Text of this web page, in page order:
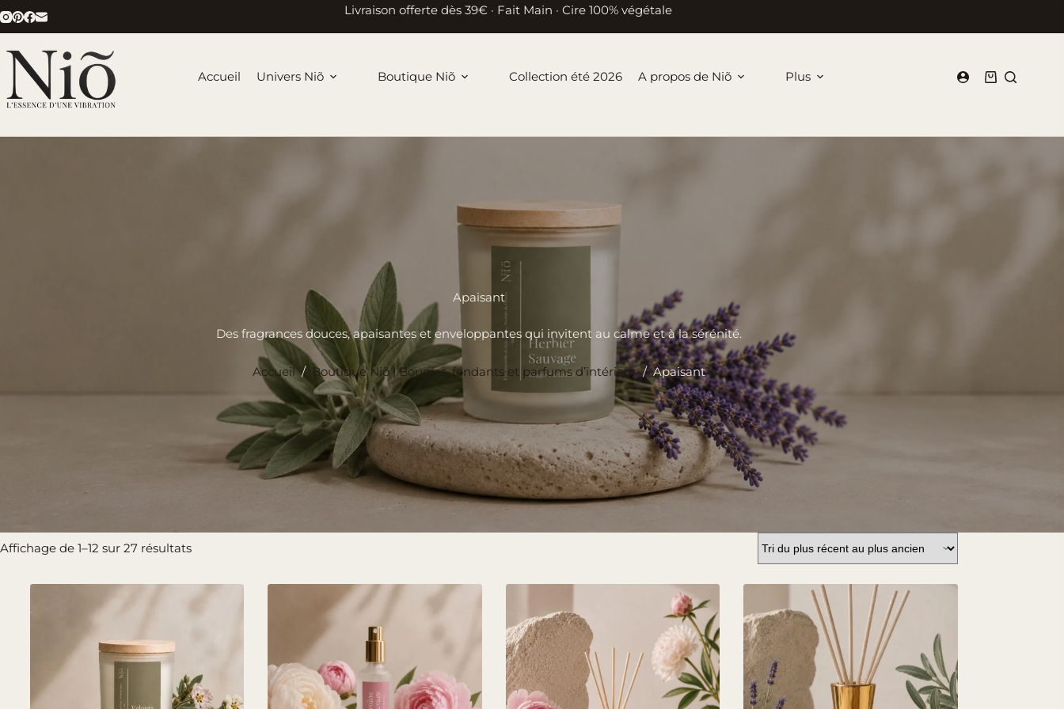
Passer
au
contenu
Livraison offerte dès 39€ · Fait Main · Cire 100% végétale
Accueil Univers Niõ Boutique Niõ Collection été 2026 A propos de Niõ Plus
Panier
Apaisant
Des fragrances douces, apaisantes et enveloppantes qui invitent au calme et à la sérénité.
Accueil / Boutique Niõ | Bougies, fondants et parfums d’intérieur / Apaisant
Affichage de 1–12 sur 27 résultatsTrié
plus
ancien